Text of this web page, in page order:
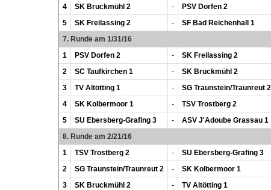
4
SK Bruckmühl 2 - PSV Dorfen 2
5
SK Freilassing 2 - SF Bad Reichenhall 1
7. Runde am 1/31/16
1
PSV Dorfen 2 - SK Freilassing 2
2
SC Taufkirchen 1 - SK Bruckmühl 2
3
TV Altötting 1 - SG Traunstein/Traunreut 2
4
SK Kolbermoor 1 - TSV Trostberg 2
5
SU Ebersberg-Grafing 3 - ASV J'Adoube Grassau 1
8. Runde am 2/21/16
1
TSV Trostberg 2 - SU Ebersberg-Grafing 3
2
SG Traunstein/Traunreut 2 - SK Kolbermoor 1
3
SK Bruckmühl 2 - TV Altötting 1